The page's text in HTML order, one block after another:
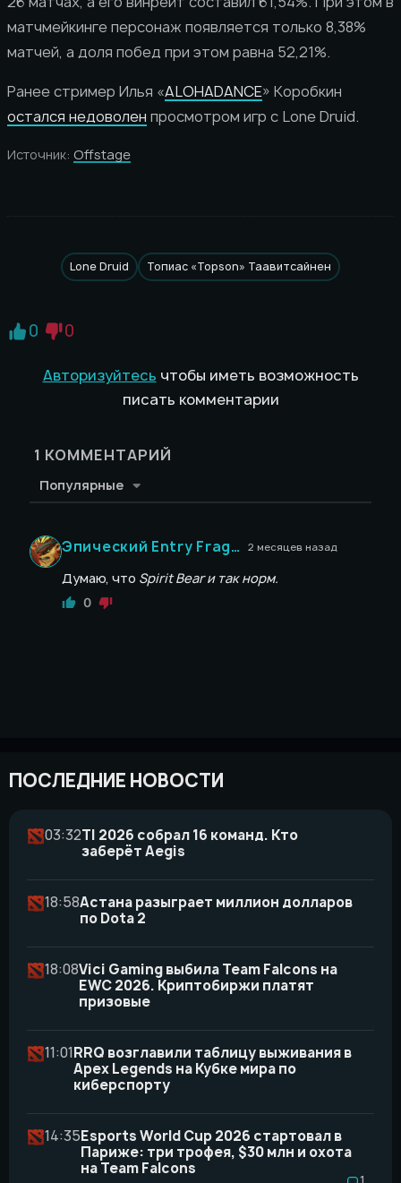
матчмейкинге персонаж появляется только 8,38%
матчей, а доля побед при этом равна 52,21%.
Ранее стример Илья «ALOHADANCE» Коробкин
остался недоволен просмотром игр с Lone Druid.
Источник: Offstage
Lone Druid Топиас «Topson» Таавитсайнен
0 0
Авторизуйтесь чтобы иметь возможность
писать комментарии
1 КОММЕНТАРИЙ
Популярные
Эпический Entry Fragger #209648 2 месяцев назад
Думаю, что Spirit Bear и так норм.
0
ПОСЛЕДНИЕ НОВОСТИ
03:32TI 2026 собрал 16 команд. Кто
заберёт Aegis
18:58Астана разыграет миллион долларов
по Dota 2
18:08Vici Gaming выбила Team Falcons на
EWC 2026. Криптобиржи платят
призовые
11:01RRQ возглавили таблицу выживания в
Apex Legends на Кубке мира по
киберспорту
14:35Esports World Cup 2026 стартовал в
Париже: три трофея, $30 млн и охота
на Team Falcons